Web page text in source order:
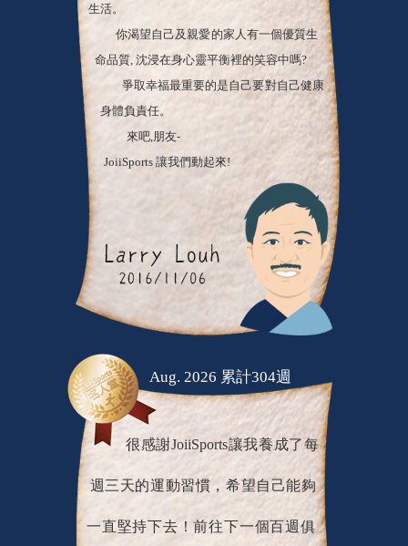
你渴望自己及親愛的家人有一個優質生
命品質, 沈浸在身心靈平衡裡的笑容中嗎?
爭取幸福最重要的是自己要對自己健康
身體負責任。
來吧,朋友-
JoiiSports 讓我們動起來!
Aug. 2026 累計304週
很感謝JoiiSports讓我養成了每
週三天的運動習慣，希望自己能夠
一直堅持下去！前往下一個百週俱